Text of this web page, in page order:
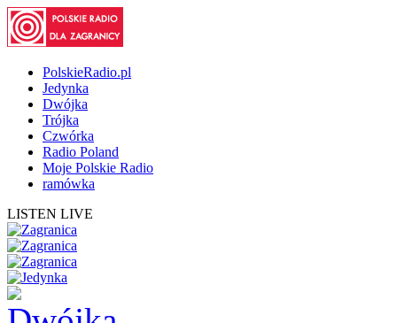
PolskieRadio.pl
Jedynka
Dwójka
Trójka
Czwórka
Radio Poland
Moje Polskie Radio
ramówka
LISTEN LIVE